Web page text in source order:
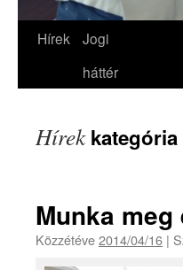
Hírek
Jogi
háttér
Hírekkategória
Munka
Közzétéve2014/04/16 |